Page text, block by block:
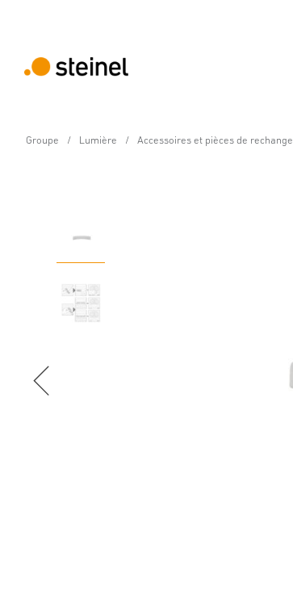
Groupe Lumière Accessoires et pièces de rechange